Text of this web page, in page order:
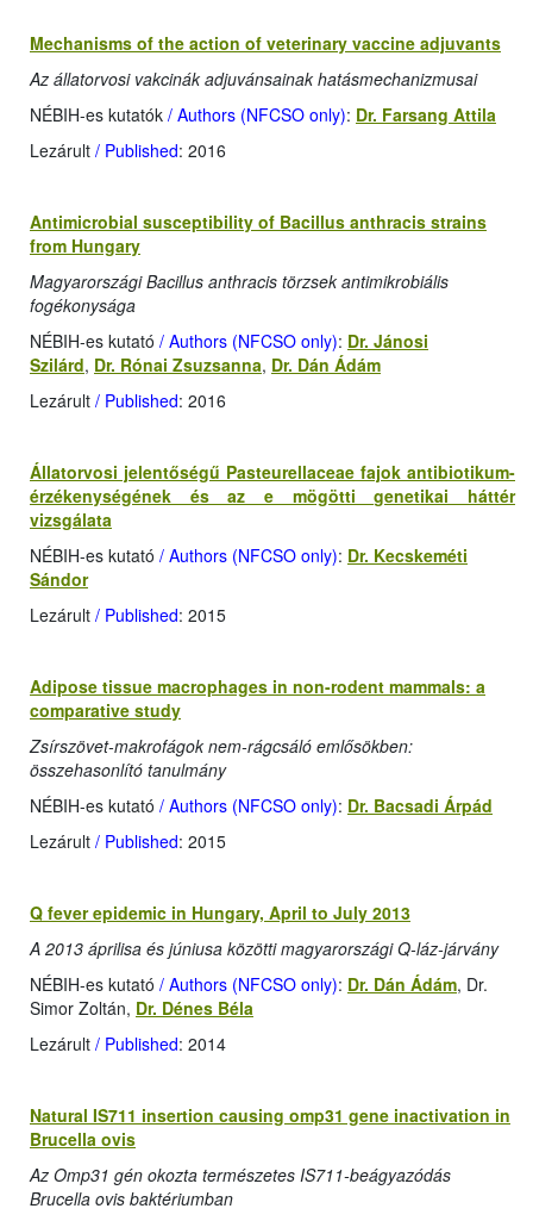
Mechanisms of the action of veterinary vaccine adjuvants
Az állatorvosi vakcinák adjuvánsainak hatásmechanizmusai
NÉBIH-es kutatók / Authors (NFCSO only): Dr. Farsang Attila
Lezárult / Published: 2016
Antimicrobial susceptibility of Bacillus anthracis strains
from Hungary
Magyarországi Bacillus anthracis törzsek antimikrobiális
fogékonysága
NÉBIH-es kutató / Authors (NFCSO only): Dr. Jánosi
Szilárd, Dr. Rónai Zsuzsanna, Dr. Dán Ádám
Lezárult / Published: 2016
Állatorvosi jelentőségű Pasteurellaceae fajok antibiotikum-
érzékenységének és az e mögötti genetikai háttér
vizsgálata
NÉBIH-es kutató / Authors (NFCSO only): Dr. Kecskeméti
Sándor
Lezárult / Published: 2015
Adipose tissue macrophages in non-rodent mammals: a
comparative study
Zsírszövet-makrofágok nem-rágcsáló emlősökben:
összehasonlító tanulmány
NÉBIH-es kutató / Authors (NFCSO only): Dr. Bacsadi Árpád
Lezárult / Published: 2015
Q fever epidemic in Hungary, April to July 2013
A 2013 áprilisa és júniusa közötti magyarországi Q-láz-járvány
NÉBIH-es kutató / Authors (NFCSO only): Dr. Dán Ádám, Dr.
Simor Zoltán, Dr. Dénes Béla
Lezárult / Published: 2014
Natural IS711 insertion causing omp31 gene inactivation in
Brucella ovis
Az Omp31 gén okozta természetes IS711-beágyazódás
Brucella ovis baktériumban